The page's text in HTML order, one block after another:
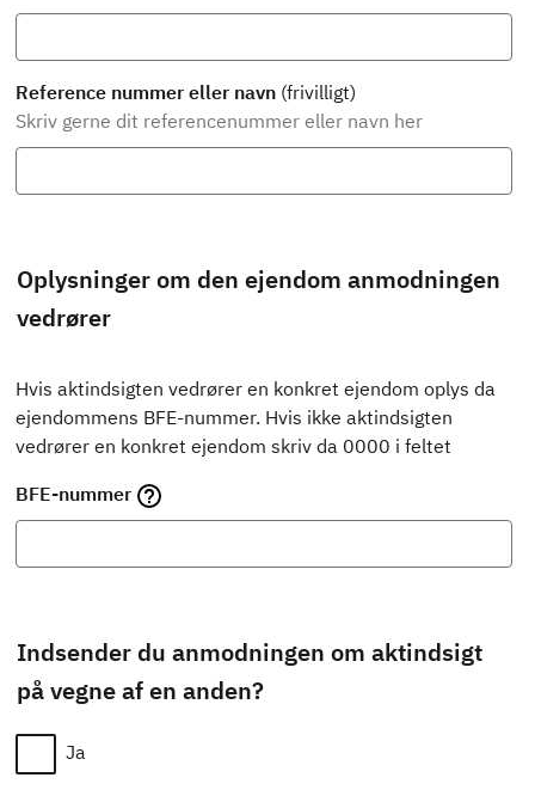
Reference nummer eller navn (frivilligt)
Skriv gerne dit referencenummer eller navn her
Oplysninger om den ejendom anmodningen
vedrører
Hvis aktindsigten vedrører en konkret ejendom oplys da
ejendommens BFE-nummer. Hvis ikke aktindsigten
vedrører en konkret ejendom skriv da 0000 i feltet
BFE-nummer
Indsender du anmodningen om aktindsigt
på vegne af en anden?
Ja